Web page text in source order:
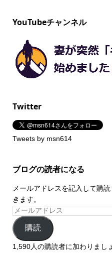
YouTubeチャンネル
Twitter
Tweets by msn614
ブログの読者になる
メールアドレスを記入して購
きます。
購読
1,590人の購読者に加わりまし